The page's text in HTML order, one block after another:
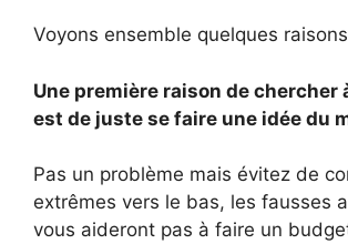
Voyons ensemble quelques
Une première raison de chercher
est de juste se faire une idée du
Pas un problème mais évitez de
extrêmes vers le bas, les fausses
vous aideront pas à faire un